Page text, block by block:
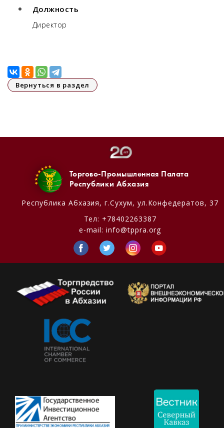
Должность
Директор
Вернуться в раздел
Торгово-Промышленная Палата
Республики Абхазия
Республика Абхазия, г.Сухум, ул.Конфедератов, 37
Тел: +78402263387
e-mail:info@tppra.org